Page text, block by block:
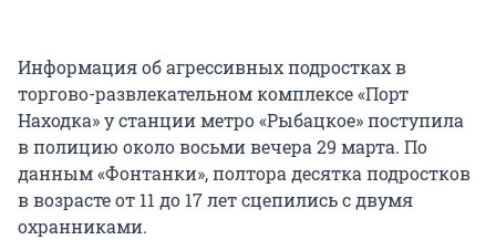
Информация об агрессивных подростках в
торгово-развлекательном комплексе «Порт
Находка» у станции метро «Рыбацкое» поступила
в полицию около восьми вечера 29 марта. По
данным «Фонтанки», полтора десятка подростков
в возрасте от 11 до 17 лет сцепились с двумя
охранниками.